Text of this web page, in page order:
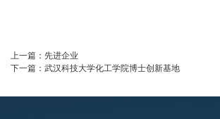
上一篇： 先进企业
下一篇： 武汉科技大学化工学院博士创新基地